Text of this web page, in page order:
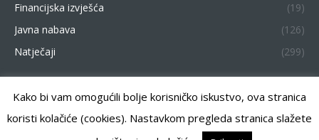
Financijska izvješća
(19)
Javna nabava
(126)
Natječaji
(299)
Centar za pružanje usluga u zajednici Zemunik. Sva prava
Kako bi vam omogućili bolje korisničko iskustvo, ova stranica
koristi kolačiće (cookies). Nastavkom pregleda stranica slažete